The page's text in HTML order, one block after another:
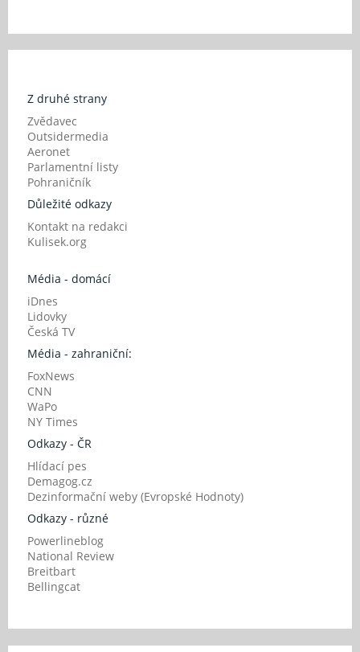
Z druhé strany
Zvědavec
Outsidermedia
Aeronet
Parlamentní listy
Pohraničník
Důležité odkazy
Kontakt na redakci
Kulisek.org
Média - domácí
iDnes
Lidovky
Česká TV
Média - zahraniční:
FoxNews
CNN
WaPo
NY Times
Odkazy - ČR
Hlídací pes
Demagog.cz
Dezinformační weby (Evropské Hodnoty)
Odkazy - různé
Powerlineblog
National Review
Breitbart
Bellingcat